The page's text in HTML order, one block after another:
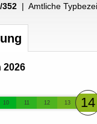
352 | Amtliche
2026
10 11 12 13 14